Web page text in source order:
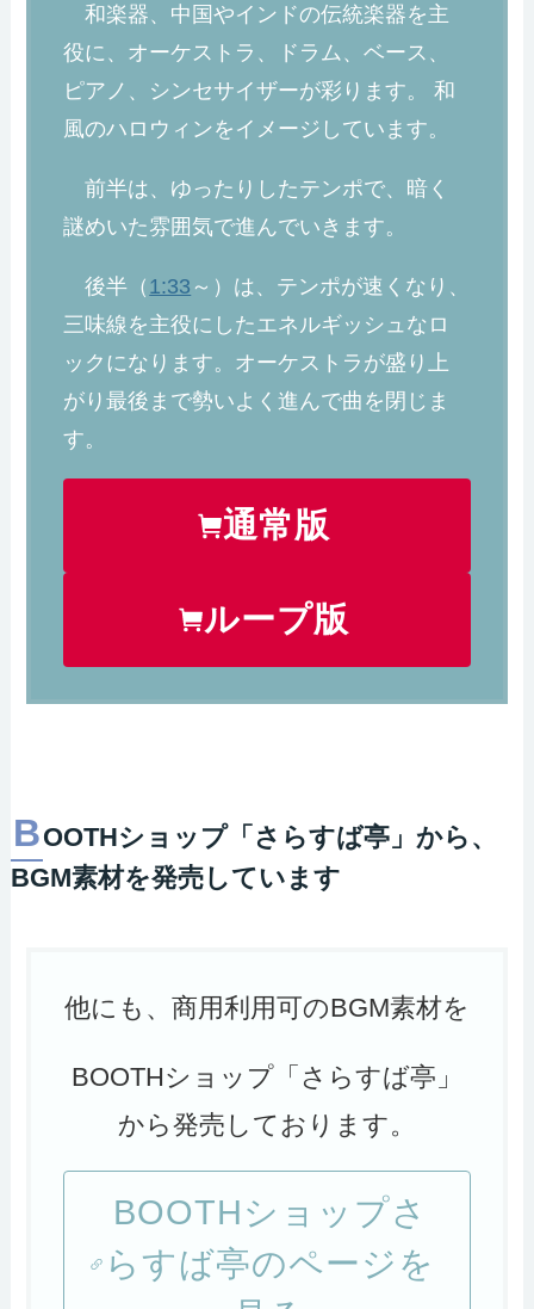
和楽器、中国やインドの伝統楽器を主
役に、オーケストラ、ドラム、ベース、
ピアノ、シンセサイザーが彩ります。 和
風のハロウィンをイメージしています。
前半は、ゆったりしたテンポで、暗く
謎めいた雰囲気で進んでいきます。
後半（ 1:33 ～）は、テンポが速くなり、
三味線を主役にしたエネルギッシュなロ
ックになります。オーケストラが盛り上
がり最後まで勢いよく進んで曲を閉じま
す。
通常版
ループ版
BOOTHショップ「さらすば亭」から、
BGM素材を発売しています
他にも、商用利用可のBGM素材を
BOOTHショップ「さらすば亭」
から発売しております。
BOOTHショップさ
らすば亭のページを